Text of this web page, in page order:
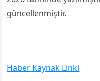
güncellenmiştir.
Haber Kaynak Linki